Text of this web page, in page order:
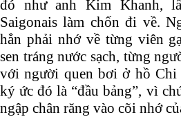
đó như anh Kim Khanh,
Saigonais làm chốn đi về.
hẳn phải nhớ về từng viên
sen tráng nước sạch, từng
với người quen bơi ở hồ
ký ức đó là “đầu bảng”, vì
ngập chân răng vào cõi nhớ